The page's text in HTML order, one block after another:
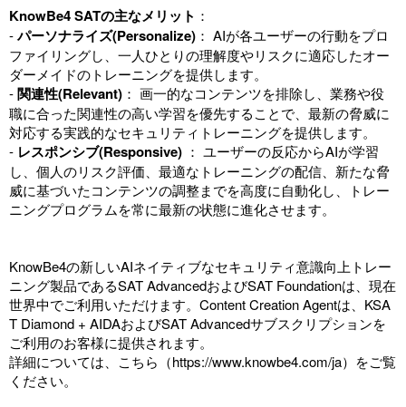
KnowBe4 SATの主なメリット ：
-パーソナライズ(Personalize) ： AIが各ユーザーの行動をプロ
ファイリングし、一人ひとりの理解度やリスクに適応したオー
ダーメイドのトレーニングを提供します。
-関連性(Relevant) ： 画一的なコンテンツを排除し、業務や役
職に合った関連性の高い学習を優先することで、最新の脅威に
対応する実践的なセキュリティトレーニングを提供します。
- レスポンシブ(Responsive) ： ユーザーの反応からAIが学習
し、個人のリスク評価、最適なトレーニングの配信、新たな脅
威に基づいたコンテンツの調整までを高度に自動化し、トレー
ニングプログラムを常に最新の状態に進化させます。
KnowBe4の新しいAIネイティブなセキュリティ意識向上トレー
ニング製品であるSAT AdvancedおよびSAT Foundationは、現在
世界中でご利用いただけます。 Content Creation Agentは、KSA
T Diamond + AIDAおよびSAT Advancedサブスクリプションを
ご利用のお客様に提供されます。
詳細については、こちら（https://www.knowbe4.com/ja）をご覧
ください。